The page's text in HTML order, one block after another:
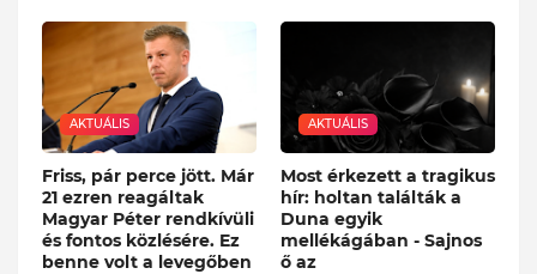
AKTUÁLIS
Friss, pár perce jött. Már
21 ezren reagáltak
Magyar Péter rendkívüli
és fontos közlésére. Ez
benne volt a levegőben
AKTUÁLIS
Most érkezett a tragikus
hír: holtan találták a
Duna egyik
mellékágában - Sajnos
ő az